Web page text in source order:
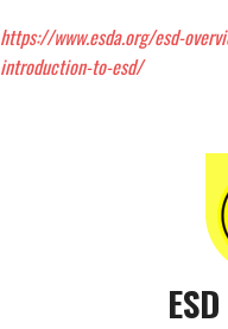
https://www.esda.org/esd-
introduction-to-esd/